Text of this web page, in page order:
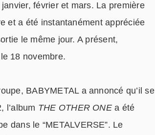
février et mars. La première
et a été instantanément appréciée
le même jour. A présent,
18 novembre.
BABYMETAL a annoncé qu’il se
l’album THE OTHER ONEa été
dans le “METALVERSE”. Le